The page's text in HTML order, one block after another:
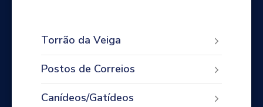
Torrão da Veiga
Postos de Correios
Canídeos/Gatídeos